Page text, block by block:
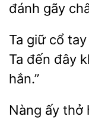
đánh gãy
Ta giữ cổ
Ta
hắn.”
Nàng